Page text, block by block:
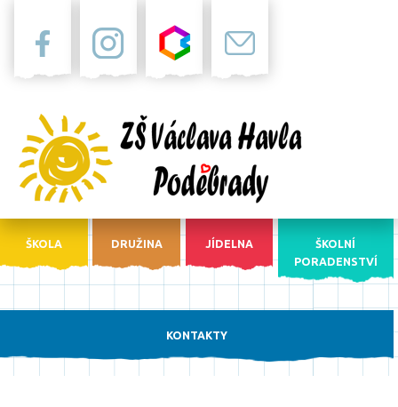
ŠKOLA DRUŽINA JÍDELNA
ŠKOLNÍ
PORADENSTVÍ
KONTAKTY